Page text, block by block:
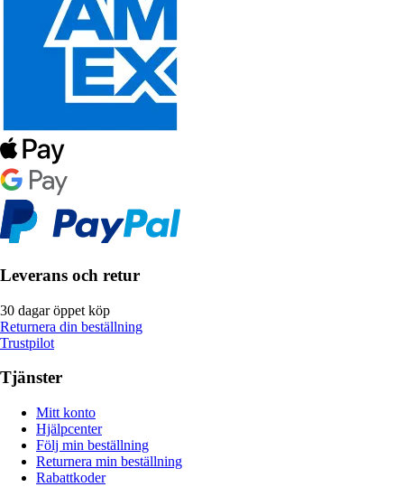
Leverans och retur
30 dagar öppet köp
Returnera din beställning
Trustpilot
Tjänster
Mitt konto
Hjälpcenter
Följ min beställning
Returnera min beställning
Rabattkoder